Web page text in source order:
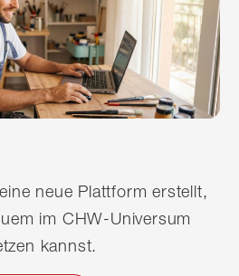
neue Plattform erstellt,
im CHW-Universum
kannst.